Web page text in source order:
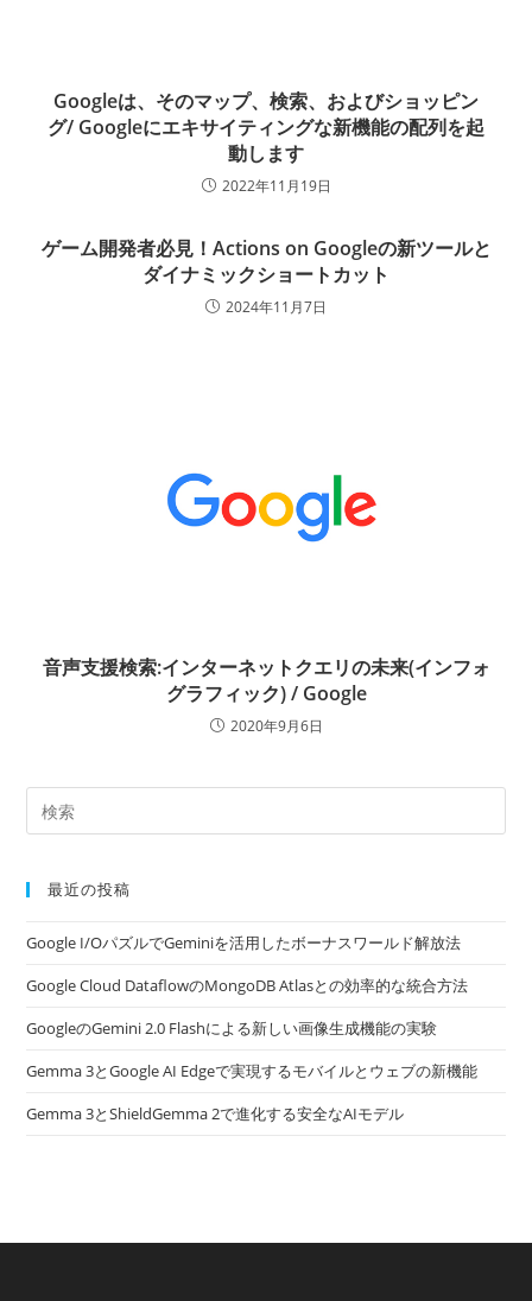
Googleは、そのマップ、検索、およびショッピン
グ/ Googleにエキサイティングな新機能の配列を起
動します
2022年11月19日
ゲーム開発者必見！Actions on Googleの新ツールと
ダイナミックショートカット
2024年11月7日
音声支援検索:インターネットクエリの未来(インフォ
グラフィック) / Google
2020年9月6日
最近の投稿
Google I/OパズルでGeminiを活用したボーナスワールド解放法
Google Cloud DataflowのMongoDB Atlasとの効率的な統合方法
GoogleのGemini 2.0 Flashによる新しい画像生成機能の実験
Gemma 3とGoogle AI Edgeで実現するモバイルとウェブの新機能
Gemma 3とShieldGemma 2で進化する安全なAIモデル